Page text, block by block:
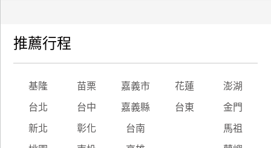
推薦行程
基隆 苗栗 嘉義市 花蓮 澎湖
台北 台中 嘉義縣 台東 金門
新北 彰化 台南 馬祖